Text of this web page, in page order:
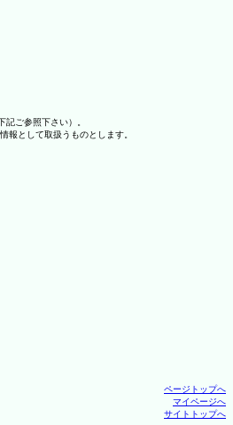
ご参照下さい）。
報として取扱うものとします。
ページトップへ
マイページへ
サイトトップへ